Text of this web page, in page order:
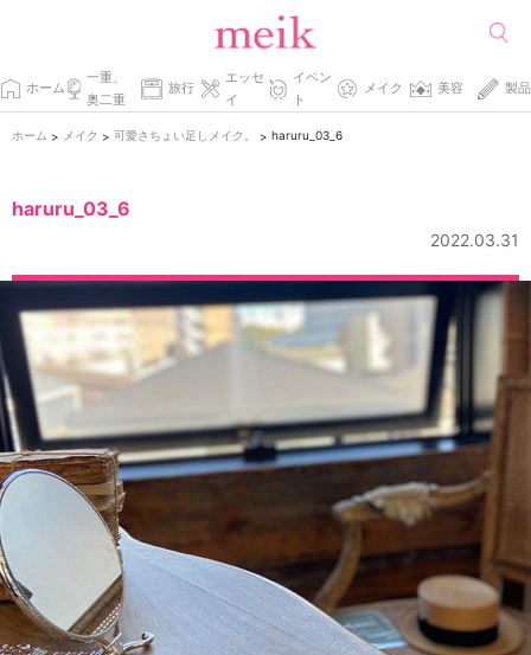
ホーム
一重、
奥二重
旅行
エッセ
イ
イベン
ト
メイク 美容 製品
ホーム > メイク > 可愛さちょい足しメイク。 > haruru_03_6
haruru_03_6
2022.03.31